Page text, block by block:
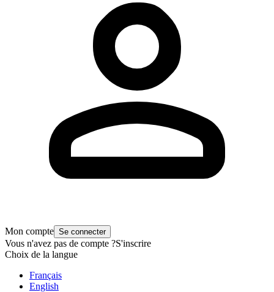
Mon compte Se connecter
Vous n'avez pas de compte ?S'inscrire
Choix de la langue
Français
English